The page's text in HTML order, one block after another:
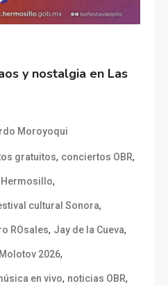
y nostalgia en Las
Moroyoqui
gratuitos, conciertos OBR,
Hermosillo,
cultural Sonora,
ROsales, Jay de la Cueva,
Molotov 2026,
en vivo, noticias OBR,